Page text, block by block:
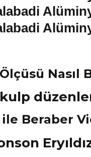
Nasıl
Beraber